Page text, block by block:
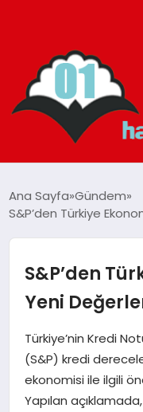
YAŞAM
GÜNDEM
MAGAZIN
Ana Sayfa Gündem
S&P’den Türkiye
S&P’den
Yeni
Türkiye’nin Kredi
(S&P) kredi
ekonomisi ile ilgili
Yapılan